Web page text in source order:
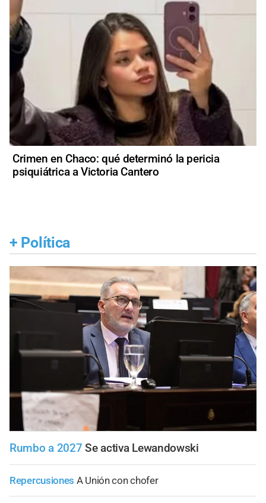
Crimen en Chaco: qué determinó la pericia
psiquiátrica a Victoria Cantero
+ Política
Rumbo a 2027 Se activa Lewandowski
Repercusiones A Unión con chofer